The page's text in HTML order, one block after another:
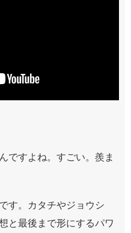
ですよね。すごい。羨ま
す。カタチやジョウシ
と最後まで形にするパワ